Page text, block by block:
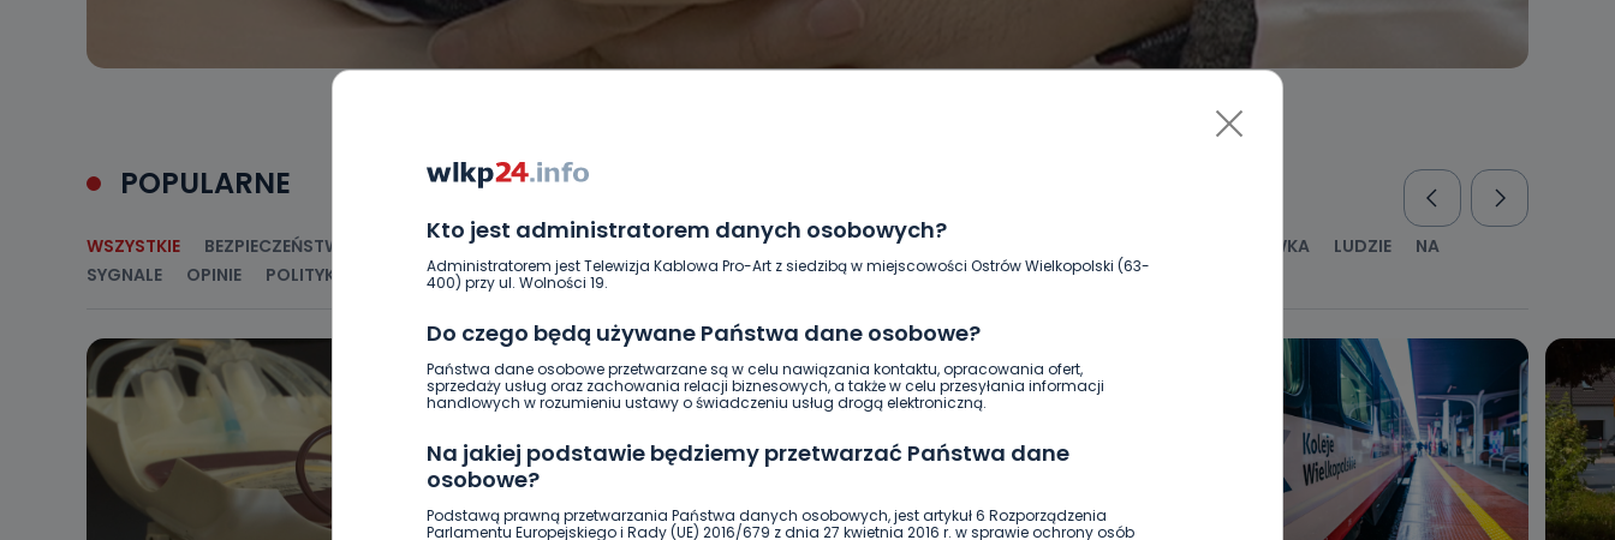
Kto jest administratorem danych osobowych?
Administratorem jest Telewizja Kablowa Pro-Art z siedzibą w miejscowości Ostrów Wielkopolski (63-
400) przy ul. Wolności 19.
Do czego będą używane Państwa dane osobowe?
Państwa dane osobowe przetwarzane są w celu nawiązania kontaktu, opracowania ofert,
sprzedaży usług oraz zachowania relacji biznesowych, a także w celu przesyłania informacji
handlowych w rozumieniu ustawy o świadczeniu usług drogą elektroniczną.
Na jakiej podstawie będziemy przetwarzać Państwa dane
osobowe?
Podstawą prawną przetwarzania Państwa danych osobowych, jest artykuł 6 Rozporządzenia
Parlamentu Europejskiego i Rady (UE) 2016/679 z dnia 27 kwietnia 2016 r. w sprawie ochrony osób
POPULARNE
WSZYSTKIE BEZPIECZEŃSTWO CIEKAWOSTKI GOSPODARKA I FINANSE HISTORIA KULTURA I ROZRYWKA LUDZIE
NA
SYGNALE
OPINIE POLITYKA RELIGIA SAMORZĄD ŚRODOWISKO WASZE INFO WSZYSTKICH ŚWIĘTYCH WYWIADY